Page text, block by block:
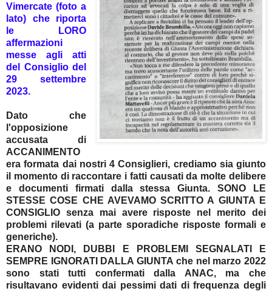
Vimercate (foto a
lato) che riporta
le LORO
affermazioni
messe agli atti
del Consiglio del
29 settembre
2023.
Dato che
l'opposizione
accusata di
ACCANIMENTO
era formata dai nostri 4 Consiglieri, crediamo sia giunto
il momento di raccontare i fatti causati da molte delibere
e documenti firmati dalla stessa Giunta. SONO LE
STESSE COSE CHE AVEVAMO SCRITTO A GIUNTA E
CONSIGLIO senza mai avere risposte nel merito dei
problemi rilevati (a parte sporadiche risposte formali e
generiche).
ERANO NODI, DUBBI E PROBLEMI SEGNALATI E
SEMPRE IGNORATI DALLA GIUNTA che nel marzo 2022
sono stati tutti confermati dalla ANAC, ma che
risultavano evidenti dai pessimi dati di frequenza degli